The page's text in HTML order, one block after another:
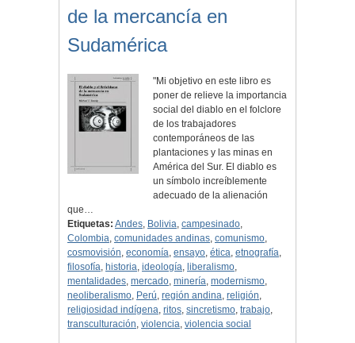
de la mercancía en
Sudamérica
"Mi objetivo en este libro es
poner de relieve la importancia
social del diablo en el folclore
de los trabajadores
contemporáneos de las
plantaciones y las minas en
América del Sur. El diablo es
un símbolo increíblemente
adecuado de la alienación
que…
Etiquetas: Andes, Bolivia, campesinado,
Colombia, comunidades andinas, comunismo,
cosmovisión, economía, ensayo, ética, etnografía,
filosofía, historia, ideología, liberalismo,
mentalidades, mercado, minería, modernismo,
neoliberalismo, Perú, región andina, religión,
religiosidad indígena, ritos, sincretismo, trabajo,
transculturación, violencia, violencia social